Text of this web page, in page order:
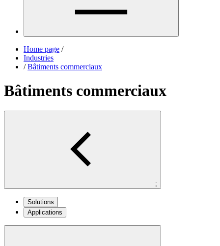
Home page /
Industries
/ Bâtiments commerciaux
Bâtiments commerciaux
;
Solutions
Applications